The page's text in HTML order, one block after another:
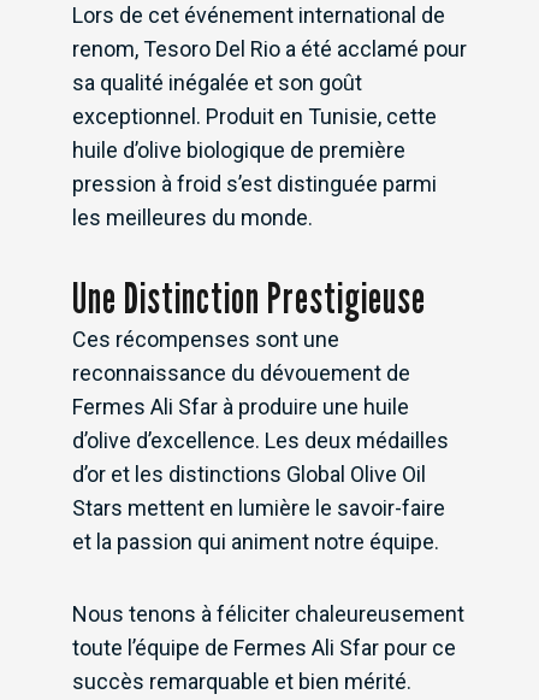
Lors de cet événement international de
renom, Tesoro Del Rio a été acclamé pour
sa qualité inégalée et son goût
exceptionnel. Produit en Tunisie, cette
huile d’olive biologique de première
pression à froid s’est distinguée parmi
les meilleures du monde.
Une Distinction Prestigieuse
Ces récompenses sont une
reconnaissance du dévouement de
Fermes Ali Sfar à produire une huile
d’olive d’excellence. Les deux médailles
d’or et les distinctions Global Olive Oil
Stars mettent en lumière le savoir-faire
et la passion qui animent notre équipe.
Nous tenons à féliciter chaleureusement
toute l’équipe de Fermes Ali Sfar pour ce
succès remarquable et bien mérité.